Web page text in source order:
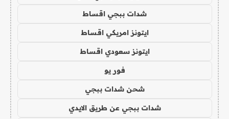
شدات ببجي اقساط
ايتونز امريكي اقساط
ايتونز سعودي اقساط
فور يو
شحن شدات ببجي
شدات ببجي عن طريق الايدي